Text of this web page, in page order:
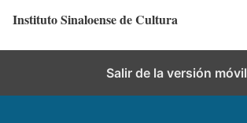
Instituto Sinaloense de Cultura
Salir de la versión móvil